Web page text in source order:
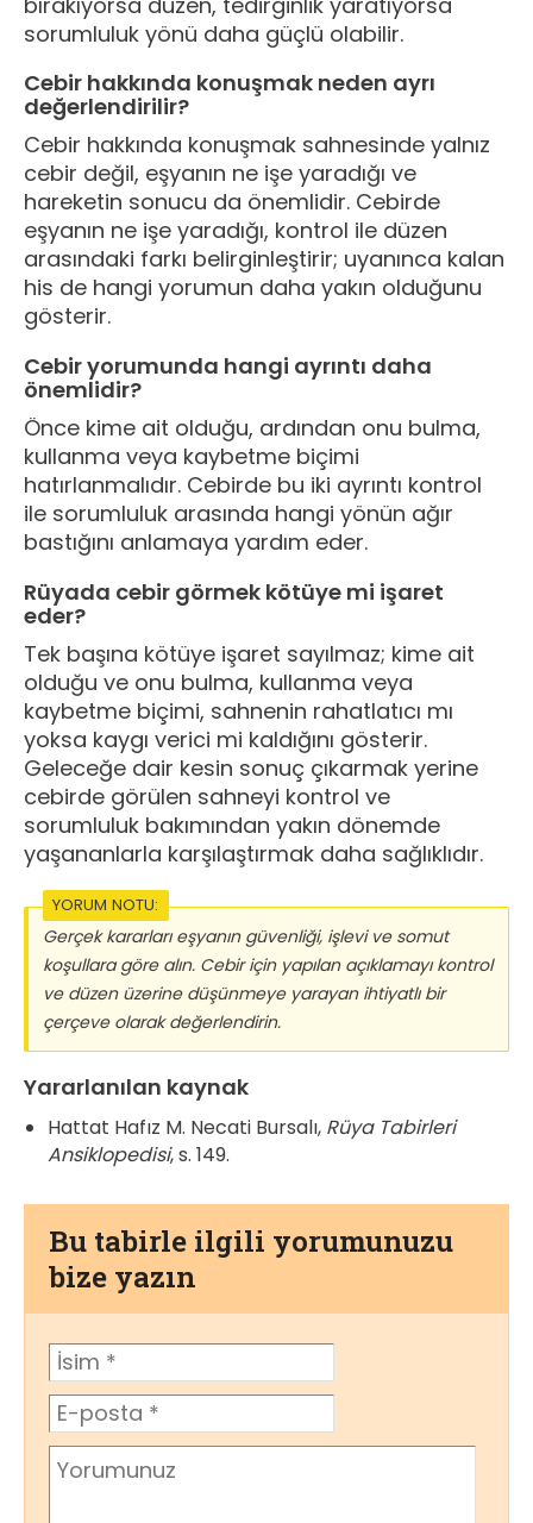
sorumluluk yönü daha güçlü olabilir.
Cebir hakkında konuşmak neden ayrı
değerlendirilir?
Cebir hakkında konuşmak sahnesinde yalnız
cebir değil, eşyanın ne işe yaradığı ve
hareketin sonucu da önemlidir. Cebirde
eşyanın ne işe yaradığı, kontrol ile düzen
arasındaki farkı belirginleştirir; uyanınca kalan
his de hangi yorumun daha yakın olduğunu
gösterir.
Cebir yorumunda hangi ayrıntı daha
önemlidir?
Önce kime ait olduğu, ardından onu bulma,
kullanma veya kaybetme biçimi
hatırlanmalıdır. Cebirde bu iki ayrıntı kontrol
ile sorumluluk arasında hangi yönün ağır
bastığını anlamaya yardım eder.
Rüyada cebir görmek kötüye mi işaret
eder?
Tek başına kötüye işaret sayılmaz; kime ait
olduğu ve onu bulma, kullanma veya
kaybetme biçimi, sahnenin rahatlatıcı mı
yoksa kaygı verici mi kaldığını gösterir.
Geleceğe dair kesin sonuç çıkarmak yerine
cebirde görülen sahneyi kontrol ve
sorumluluk bakımından yakın dönemde
yaşananlarla karşılaştırmak daha sağlıklıdır.
YORUM NOTU:
Gerçek kararları eşyanın güvenliği, işlevi ve somut
koşullara göre alın. Cebir için yapılan açıklamayı kontrol
ve düzen üzerine düşünmeye yarayan ihtiyatlı bir
çerçeve olarak değerlendirin.
Yararlanılan kaynak
Hattat Hafız M. Necati Bursalı, Rüya Tabirleri
Ansiklopedisi, s. 149.
Bu tabirle ilgili yorumunuzu
bize yazın